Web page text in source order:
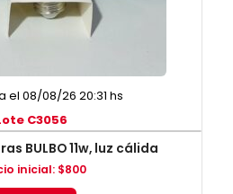
el 08/08/26 20:31 hs
C3056
BULBO 11w, luz cálida
inicial: $800